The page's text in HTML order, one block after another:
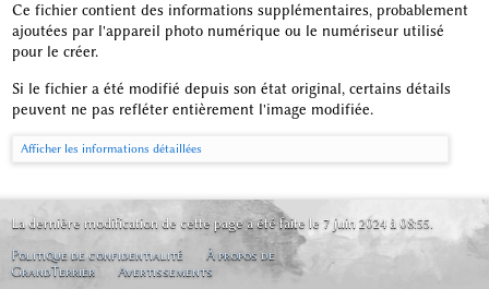
Ce fichier contient des informations supplémentaires, probablement
ajoutées par l'appareil photo numérique ou le numériseur utilisé
pour le créer.
Si le fichier a été modifié depuis son état original, certains détails
peuvent ne pas refléter entièrement l'image modifiée.
Afficher les informations détaillées
La dernière modification de cette page a été faite le 7 juin 2024 à 08:55.
Politique de confidentialité
À propos de
GrandTerrier
Avertissements